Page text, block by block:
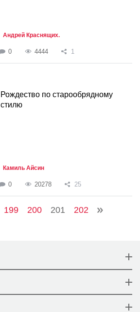
Андрей Краснящих.
0 4444 1
Рождество по старообрядному
стилю
Камиль Айсин
0 20278 25
199 200 201 202